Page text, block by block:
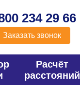
234 29 66
Заказать звонок
Расчёт
расстояний